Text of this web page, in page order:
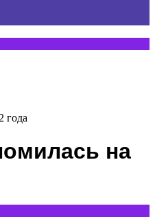
года
на